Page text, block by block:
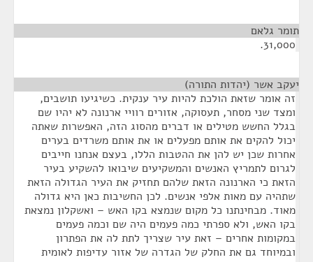
תומר גלאם
31,000.
יעקב אשר (יהדות התורה)
זה אומר שזאת הולכת להיות עיר ענקית. כשיגיעו תושבים,
ומצד שני מסחר, תעסוקה, אזורים רוויי ארנונה לא יהיו שם
בגלל החשש מטילים או דברים מהסוג הזה, האפשרות שאתה
יכול להקים את אותם מפעלים או את אותם משרדים בערים
אחרות שכן יש להן את ההטבות הללו, בעצם אנחנו חייבים
לגרום לתמריץ האנשים והמשקיעים שיבואו להשקיע בעיר
הזאת כי הארנונה הזאת שלהם תחזיק את העיר הגדולה הזאת
שתהיה עם מאות אלפי אנשים. לכן החשיבות כאן היא גדולה
מאוד. מבחינתנו כל מקום שנמצא בקו האש – ואשקלון נמצאת
בקו האש, ולא ספרתי כמה פעמים היה שם וכמה פעמים
במקומות אחרים – זאת עיר שצריך לתת לה את הפתרון
ובמיוחד גם את החלק של הגדרה של אזור עדיפות לאומית